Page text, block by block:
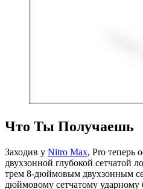
Что Ты Получаешь
Заходив у Nitro Max, Pro теперь
двухзонной глубокой сетчатой
трем 8-дюймовым двухзонным
дюймовому сетчатому ударному